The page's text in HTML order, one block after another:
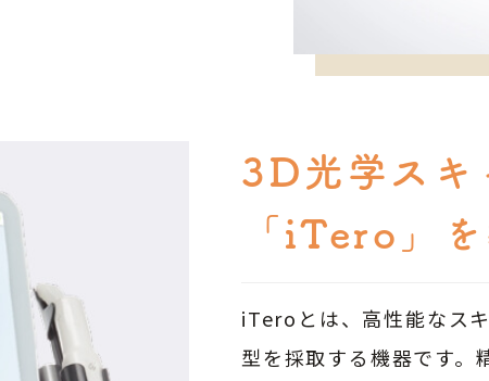
3D光学スキ
「iTero」を
iTeroとは、高性能なス
型を採取する機器です。